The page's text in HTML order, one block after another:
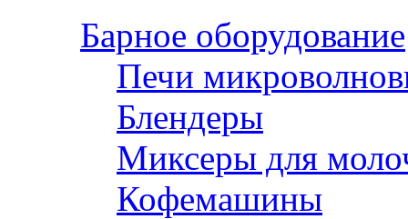
Барное оборудование
Печи
Блендеры
Миксеры для
Кофемашины